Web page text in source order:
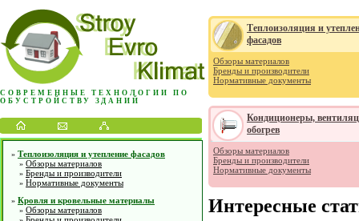
СОВРЕМЕННЫЕ ТЕХНОЛОГИИ ПО
ОБУСТРОЙСТВУ ЗДАНИЙ
» Теплоизоляция и утепление фасадов
» Обзоры материалов
» Бренды и производители
» Нормативные документы
» Кровля и кровельные материалы
» Обзоры материалов
Теплоизоляция и
фасадов
Обзоры материалов
Бренды и производители
Нормативные документы
Кондиционеры,
обогрев
Обзоры материалов
Бренды и производители
Нормативные документы
Интересные